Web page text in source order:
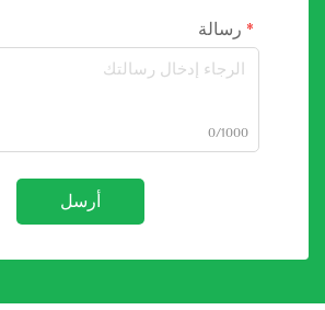
رسالة
0/1000
أرسل